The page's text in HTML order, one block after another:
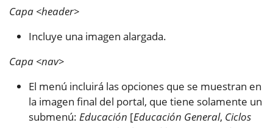
Capa <header>
Incluye una imagen alargada.
Capa <nav>
El menú incluirá las opciones que se muestran en
la imagen final del portal, que tiene solamente un
submenú: Educación [Educación General, Ciclos